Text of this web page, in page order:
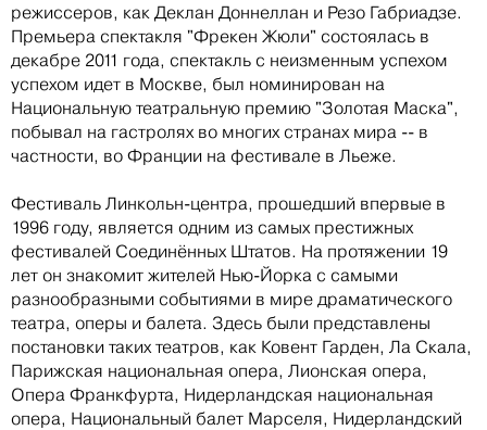
режиссеров, как Деклан Доннеллан и Резо Габриадзе.
Премьера спектакля "Фрекен Жюли" состоялась в
декабре 2011 года, спектакль с неизменным успехом
успехом идет в Москве, был номинирован на
Национальную театральную премию "Золотая Маска",
побывал на гастролях во многих странах мира -- в
частности, во Франции на фестивале в Льеже.
Фестиваль Линкольн-центра, прошедший впервые в
1996 году, является одним из самых престижных
фестивалей Соединённых Штатов. На протяжении 19
лет он знакомит жителей Нью-Йорка с самыми
разнообразными событиями в мире драматического
театра, оперы и балета. Здесь были представлены
постановки таких театров, как Ковент Гарден, Ла Скала,
Парижская национальная опера, Лионская опера,
Опера Франкфурта, Нидерландская национальная
опера, Национальный балет Марселя, Нидерландский